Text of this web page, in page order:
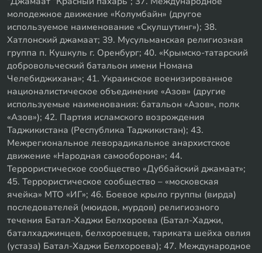
молодежное движение «Колумбайн» (другое
используемое наименование «Скулшутинг»); 38.
Хатлонский джамаат; 39. Мусульманская религиозная
группа п. Кушкуль г. Оренбург; 40. «Крымско-татарский
добровольческий батальон имени Номана
Челебиджихана»; 41. Украинское военизированное
националистическое объединение «Азов» (другие
используемые наименования: батальон «Азов», полк
«Азов»); 42. Партия исламского возрождения
Таджикистана (Республика Таджикистан); 43.
Межрегиональное леворадикальное анархистское
движение «Народная самооборона»; 44.
Террористическое сообщество «Дуббайский джамаат»;
45. Террористическое сообщество – «московская
ячейка» МТО «ИГ»; 46. Боевое крыло группы (вирда)
последователей (мюидов, мурдов) религиозного
течения Батал-Хаджи Белхороева (Батал-Хаджи,
баталхаджинцев, белхороевцев, тариката шейха овлия
(устаза) Батал-Хаджи Белхороева); 47. Международное